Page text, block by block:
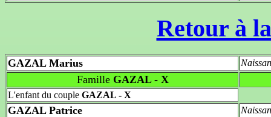
Retour à
GAZAL Marius
FamilleGAZAL - X
L'enfant du couple GAZAL - X
GAZAL Patrice